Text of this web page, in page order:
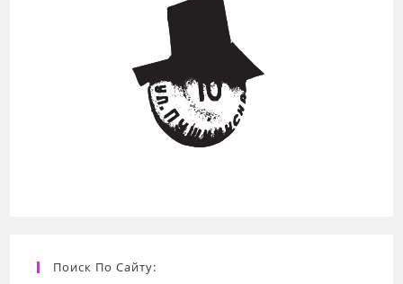
Поиск По Сайту: